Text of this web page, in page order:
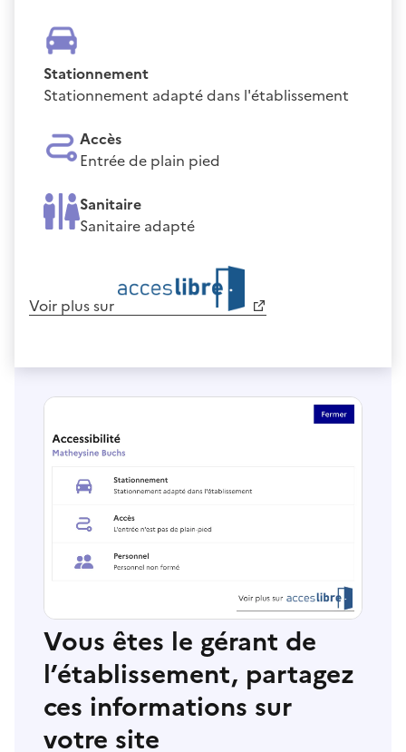
Stationnement
Stationnement adapté dans l'établissement
Accès
Entrée de plain pied
Sanitaire
Sanitaire adapté
Voir plus sur
Vous êtes le gérant de
l’établissement, partagez
ces informations sur
votre site